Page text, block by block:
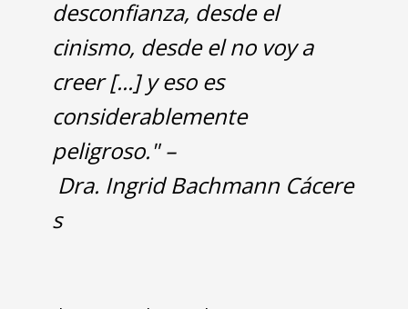
desconfianza, desde el
cinismo, desde el no voy a
creer [...] y eso es
considerablemente
peligroso." –
Dra. Ingrid Bachmann Cácere
s